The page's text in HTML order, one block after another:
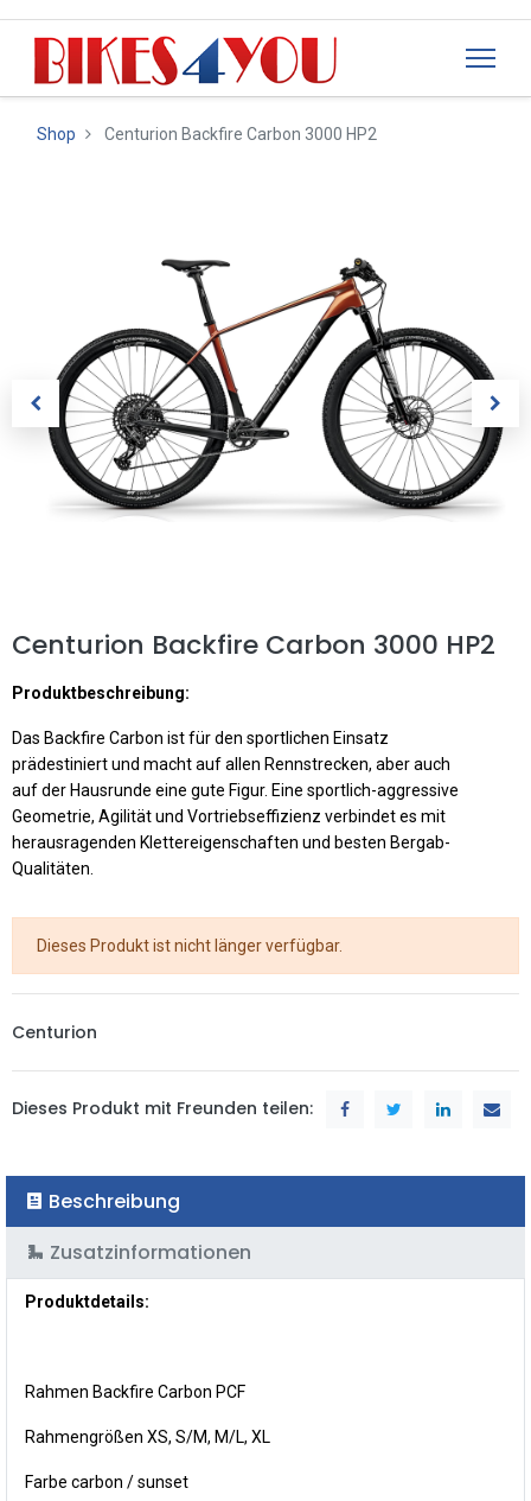
Shop Centurion Backfire Carbon 3000 HP2
Centurion Backfire Carbon 3000 HP2
Produktbeschreibung:
Das Backfire Carbon ist für den sportlichen Einsatz
prädestiniert und macht auf allen Rennstrecken, aber auch
auf der Hausrunde eine gute Figur. Eine sportlich-aggressive
Geometrie, Agilität und Vortriebseffizienz verbindet es mit
herausragenden Klettereigenschaften und besten Bergab-
Qualitäten.
Dieses Produkt ist nicht länger verfügbar.
Centurion
Dieses Produkt mit Freunden teilen:
Beschreibung
Zusatzinformationen
Produktdetails:
Rahmen Backfire Carbon PCF
Rahmengrößen XS, S/M, M/L, XL
Farbe carbon / sunset